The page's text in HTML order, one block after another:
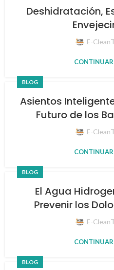
Deshidratación,
E-
BLOG
Asientos
Futuro de los
E-
BLOG
El Agua
Prevenir los
E-
BLOG